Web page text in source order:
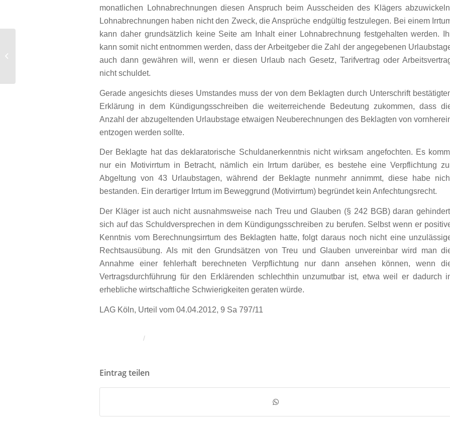
monatlichen Lohnabrechnungen diesen Anspruch beim Ausscheiden des Klägers
Lohnabrechnungen haben nicht den Zweck, die Ansprüche endgültig festzulegen. Bei einem
kann daher grundsätzlich keine Seite am Inhalt einer Lohnabrechnung festgehalten werden.
kann somit nicht entnommen werden, dass der Arbeitgeber die Zahl der angegebenen
auch dann gewähren will, wenn er diesen Urlaub nach Gesetz, Tarifvertrag oder
nicht schuldet.
Gerade angesichts dieses Umstandes muss der von dem Beklagten durch Unterschrift
Erklärung in dem Kündigungsschreiben die weiterreichende Bedeutung zukommen, dass
Anzahl der abzugeltenden Urlaubstage etwaigen Neuberechnungen des Beklagten von
entzogen werden sollte.
Der Beklagte hat das deklaratorische Schuldanerkenntnis nicht wirksam angefochten. Es
nur ein Motivirrtum in Betracht, nämlich ein Irrtum darüber, es bestehe eine Verpflichtung
Abgeltung von 43 Urlaubstagen, während der Beklagte nunmehr annimmt, diese habe
bestanden. Ein derartiger Irrtum im Beweggrund (Motivirrtum) begründet kein Anfechtungsrecht.
Der Kläger ist auch nicht ausnahmsweise nach Treu und Glauben (§ 242 BGB) daran
sich auf das Schuldversprechen in dem Kündigungsschreiben zu berufen. Selbst wenn er
Kenntnis vom Berechnungsirrtum des Beklagten hatte, folgt daraus noch nicht eine
Rechtsausübung. Als mit den Grundsätzen von Treu und Glauben unvereinbar wird man
Annahme einer fehlerhaft berechneten Verpflichtung nur dann ansehen können, wenn
Vertragsdurchführung für den Erklärenden schlechthin unzumutbar ist, etwa weil er dadurch
erhebliche wirtschaftliche Schwierigkeiten geraten würde.
LAG Köln, Urteil vom 04.04.2012, 9 Sa 797/11
/
Eintrag teilen
Neue Verkehrssünderkartei in
Flensburg ab 2013 in Planung